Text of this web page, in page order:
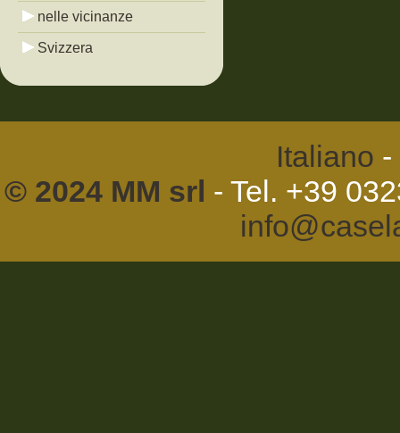
nelle vicinanze
Svizzera
Italiano -
© 2024 MM srl - Tel. +39